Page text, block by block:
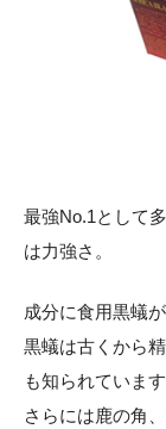
最強No.1として
は力強さ。
成分に食用黒蟻
黒蟻は古くから
も知られています
さらには鹿の角